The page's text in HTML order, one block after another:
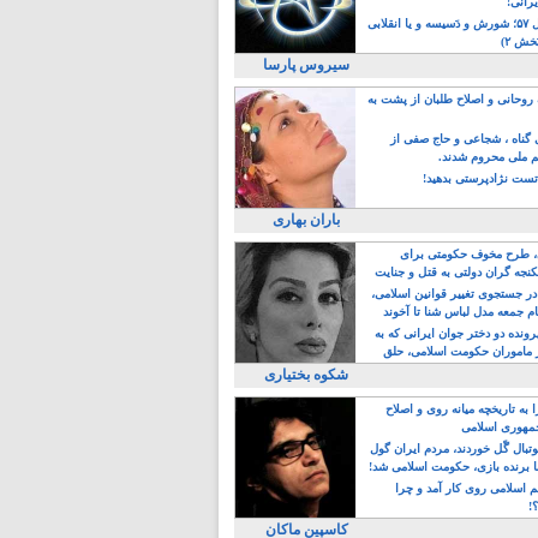
رویداد سال ۵۷؛ شورش و دَسیسه و یا انقلابی
۲)
سیروس پارسا
و اصلاح طلبان از پشت به
گناه ، شجاعی و حاج صفی از
ملی محروم شدند.
نژادپرستی بدهید!
باران بهاری
مخوف حکومتی برای
گران دولتی به قتل و جنایت
جستجوی تغییر قوانین اسلامی،
جمعه مدل لباس شنا تا آخوند
دو دختر جوان ایرانی که به
ماموران حکومت اسلامی، حلق
شکوه بختیاری
به تاریخچه میانه روی و اصلاح
اسلامی
گًل خوردند، مردم ایران گول
برنده بازی، حکومت اسلامی شد!
اسلامی روی کار آمد و چرا
کاسپین ماکان